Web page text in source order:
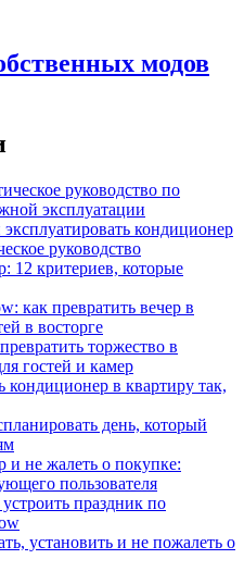
модов
руководство по
эксплуатации
кондиционер
руководство
12 критериев, которые
как превратить вечер в
в восторге
торжество в
гостей и камер
кондиционер в квартиру так,
день, который
и не жалеть о покупке:
пользователя
праздник по
установить и не пожалеть о